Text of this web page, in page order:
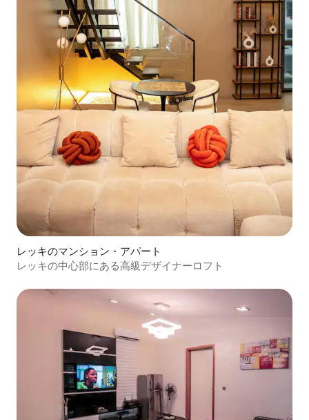
レッキのマンション・アパート
レッキの中心部にある高級デザイナーロフト